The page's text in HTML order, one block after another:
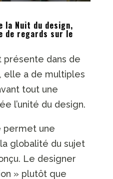
la Nuit du design,
de regards sur le
dans de
elle a de multiples
tout une
l’unité du design.
permet une
globalité du sujet
Le designer
» plutôt que